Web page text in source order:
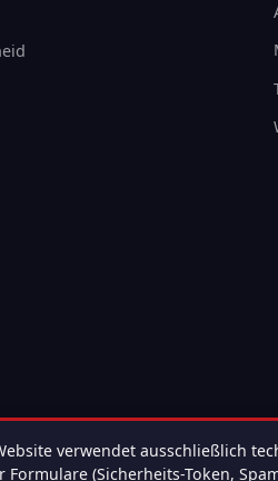
verwendet ausschließlich
Formulare (Sicherheits-Token,